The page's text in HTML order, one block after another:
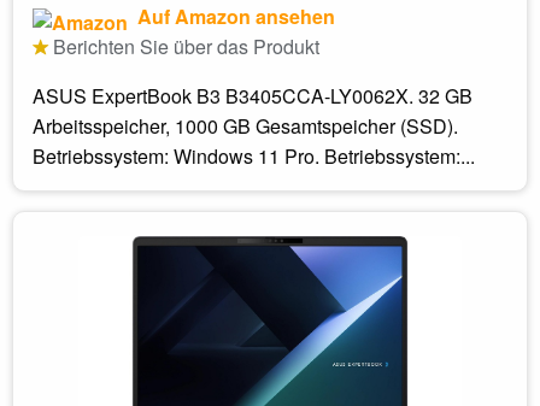
Auf Amazon ansehen
Berichten Sie über das Produkt
ASUS ExpertBook B3 B3405CCA-LY0062X. 32 GB
Arbeitsspeicher, 1000 GB Gesamtspeicher (SSD).
Betriebssystem: Windows 11 Pro. Betriebssystem:...